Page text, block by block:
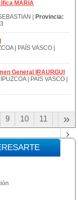
MARÍA
|
Provincia:
| PAÍS VASCO |
General IRAURGUI
| PAÍS VASCO |
9 10 11
»
›